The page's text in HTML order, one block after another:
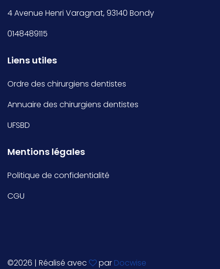
4 Avenue Henri Varagnat, 93140 Bondy
0148489115
Liens utiles
Ordre des chirurgiens dentistes
Annuaire des chirurgiens dentistes
UFSBD
Mentions légales
Politique de confidentialité
CGU
©2026 | Réalisé avec par Docwise